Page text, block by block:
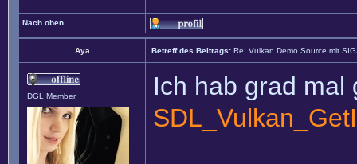
Nach oben
Aya Betreff des Beitrags: Re: Vulkan Demo Source mit
DGL Member
Ich hab grad mal